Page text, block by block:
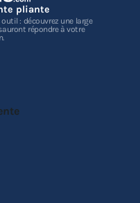
pliante
: découvrez une large
répondre à votre